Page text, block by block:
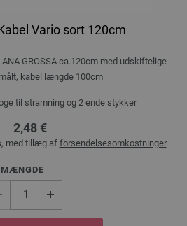
Vario sort 120cm
GROSSA ca.120cm med udskiftelige
kabel længde 100cm
til stramning og 2 ende stykker
2,48 €
med tillæg af forsendelsesomkostninger
MÆNGDE